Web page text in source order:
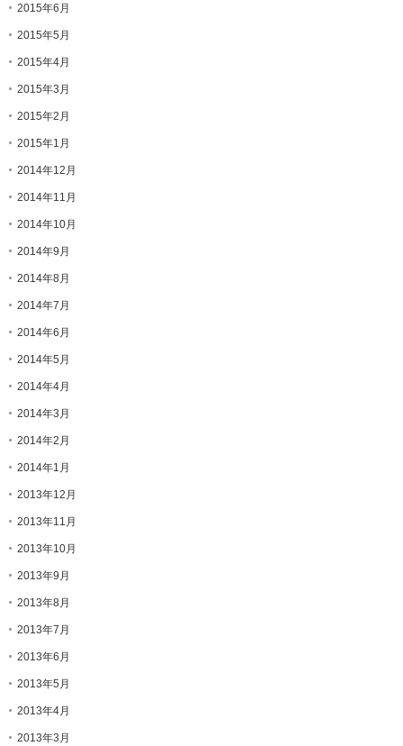
2015年6月
2015年5月
2015年4月
2015年3月
2015年2月
2015年1月
2014年12月
2014年11月
2014年10月
2014年9月
2014年8月
2014年7月
2014年6月
2014年5月
2014年4月
2014年3月
2014年2月
2014年1月
2013年12月
2013年11月
2013年10月
2013年9月
2013年8月
2013年7月
2013年6月
2013年5月
2013年4月
2013年3月